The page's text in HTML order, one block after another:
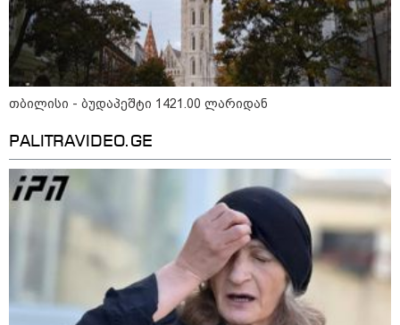
12:46 / 07-08-2026
ოკუპირებულ აფხაზეთში საწვავის
დეფიციტია, კილომეტრიანი რიგები და
შეზღუდვა საწვავის ჩასხმაზე - რა
ინფორმაციას აქვეყნებს "დემოკრატიის
კვლევის ინსტიტუტი“
თბილისი - ბუდაპეშტი 1421.00 ლარიდან
PALITRAVIDEO.GE